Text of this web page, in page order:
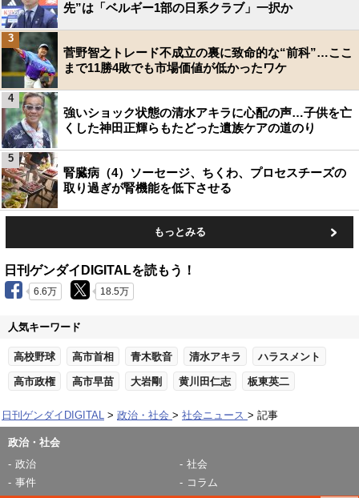
先”は「ベルギー1部の日系クラブ」一択か
菅野智之トレード不成立の裏に致命的な“前科”…ここ
まで11勝4敗でも市場価値が低かったワケ
3
強いショック状態の清水アキラに心配の声…子供を亡
くした神田正輝らもたどった遺族ケアの道のり
4
腎臓病（4）ソーセージ、ちくわ、プロセスチーズの
取り過ぎが腎機能を低下させる
5
もっとみる
日刊ゲンダイDIGITALを読もう！
6.6万 18.5万
人気キーワード
高校野球 高市首相 青木歌音 清水アキラ ハラスメント
高市政権 高市早苗 大岩剛 黄川田仁志 板東英二
日刊ゲンダイDIGITAL 政治・社会 社会ニュース 記事
政治・社会
政治
社会
事件
コラム